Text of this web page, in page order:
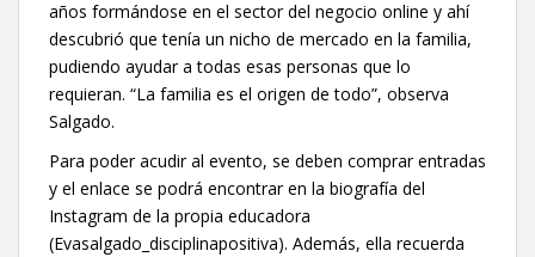
años formándose en el sector del negocio online y ahí
descubrió que tenía un nicho de mercado en la familia,
pudiendo ayudar a todas esas personas que lo
requieran. “La familia es el origen de todo”, observa
Salgado.
Para poder acudir al evento, se deben comprar entradas
y el enlace se podrá encontrar en la biografía del
Instagram de la propia educadora
(Evasalgado_disciplinapositiva). Además, ella recuerda